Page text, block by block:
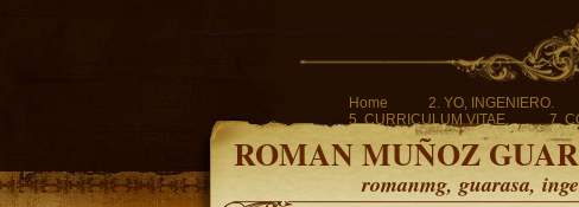
Home 2. YO, INGENIERO.
5. CURRICULUM VITAE.
7.
ROMAN MUÑOZ
romanmg, guarasa,